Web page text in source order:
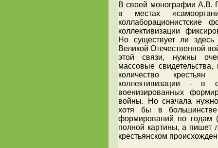
В своей монографии А.В.
в местах
коллективизации
Но существует ли
Великой Отечественной
этой связи, нужны
массовые свидетельства,
количество
коллективизации - в
военизированных
войны. Но сначала нужно
хотя бы в большинстве
формирований по годам
полной картины, а пишет
крестьянском